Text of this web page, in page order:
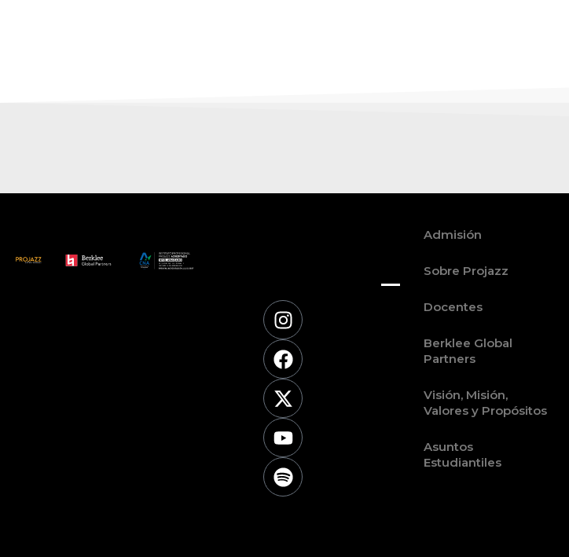
Admisión
Sobre Projazz
Docentes
Berklee Global
Partners
Visión, Misión,
Valores y Propósitos
Asuntos
Estudiantiles